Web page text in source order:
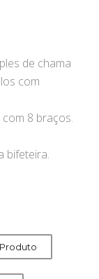
de chama
com
8 braços.
bifeteira.